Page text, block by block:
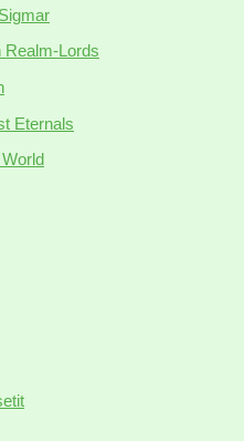
Realm-Lords
Eternals